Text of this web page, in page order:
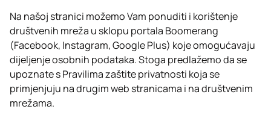
Na našoj stranici možemo Vam ponuditi i korištenje
društvenih mreža u sklopu portala Boomerang
(Facebook, Instagram, Google Plus) koje omogućavaju
dijeljenje osobnih podataka. Stoga predlažemo da se
upoznate s Pravilima zaštite privatnosti koja se
primjenjuju na drugim web stranicama i na društvenim
mrežama.